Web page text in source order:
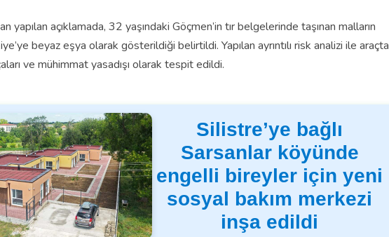
yapılan açıklamada, 32 yaşındaki Göçmen’in tır belgelerinde taşınan malların
beyaz eşya olarak gösterildiği belirtildi. Yapılan ayrıntılı risk analizi ile araçta
ve mühimmat yasadışı olarak tespit edildi.
Silistre’ye bağlı
Sarsanlar köyünde
engelli bireyler için yeni
sosyal bakım merkezi
inşa edildi